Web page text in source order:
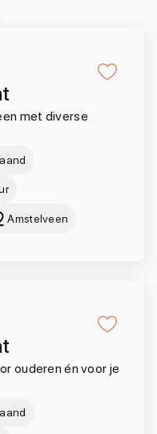
met diverse
Amstelveen
ouderen én voor je